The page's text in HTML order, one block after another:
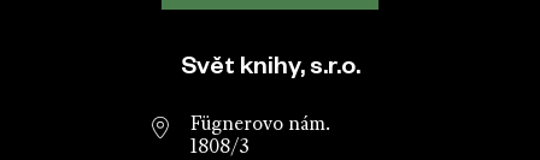
Patička webu
Svět knihy, s.r.o.
Fügnerovo nám.
1808/3